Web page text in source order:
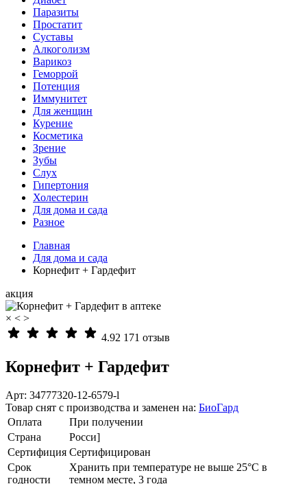
Паразиты
Простатит
Суставы
Алкоголизм
Варикоз
Геморрой
Потенция
Иммунитет
Для женщин
Курение
Косметика
Зрение
Зубы
Слух
Гипертония
Холестерин
Для дома и сада
Разное
Главная
Для дома и сада
Корнефит + Гардефит
акция
× < >
4.92 171 отзыв
Корнефит + Гардефит
Арт: 34777320-12-6579-l
Товар снят с производства и заменен на: БиоГард
Оплата
При получении
Страна
Росси]
Сертифиция Сертифицирован
Cрок
годности
Хранить при температуре не выше 25°С в
темном месте, 3 года